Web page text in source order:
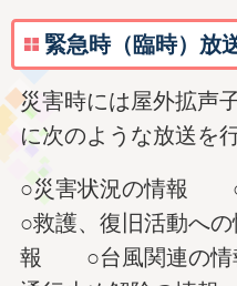
緊急時（臨時）放
災害時には屋外拡声
に次のような放送を
○災害状況の情報
○救護、復旧活動
報 ○台風関連の